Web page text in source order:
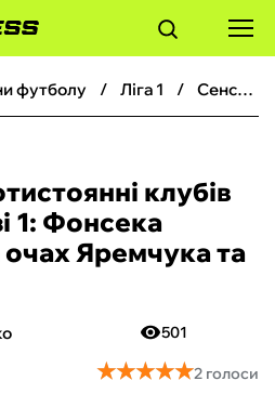
футболу ліга 1 Сенсація у протистоянні клубів українців у Лізі 1: Фонсека тріумфував на очах Яремчука та Забарного
клубів
1: Фонсека
Яремчука та
501
★★★★★
★★★★★2 голоси